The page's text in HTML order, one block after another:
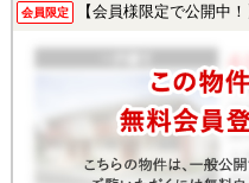
会員限定 【会員様限定で公開中！